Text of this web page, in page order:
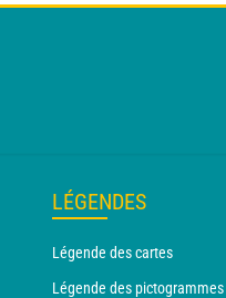
LÉGENDES
Légende des cartes
Légende des pictogrammes